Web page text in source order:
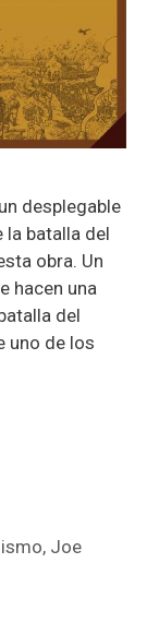
desplegable
batalla del
obra. Un
hacen una
del
uno de los
, Joe